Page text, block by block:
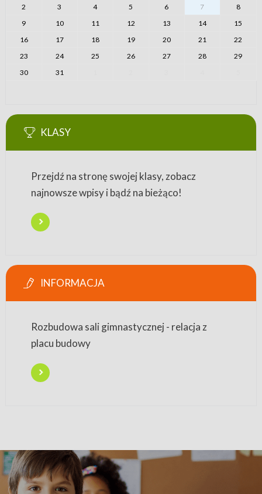
2
3 4 5 6 7
8
9
10 11 12 13 14
15
16
17 18 19 20 21
22
23
24 25 26 27 28
29
30
31
KLASY
Przejdź na stronę swojej klasy, zobacz
najnowsze wpisy i bądź na bieżąco!
INFORMACJA
Rozbudowa sali gimnastycznej - relacja z
placu budowy